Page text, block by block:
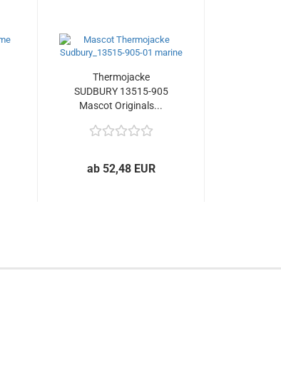
Thermojacke
SUDBURY 13515-905
Mascot Originals...
ab 52,48 EUR